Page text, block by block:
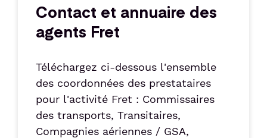
Contact et annuaire des
agents Fret
Téléchargez ci-dessous l'ensemble
des coordonnées des prestataires
pour l'activité Fret : Commissaires
des transports, Transitaires,
Compagnies aériennes / GSA,